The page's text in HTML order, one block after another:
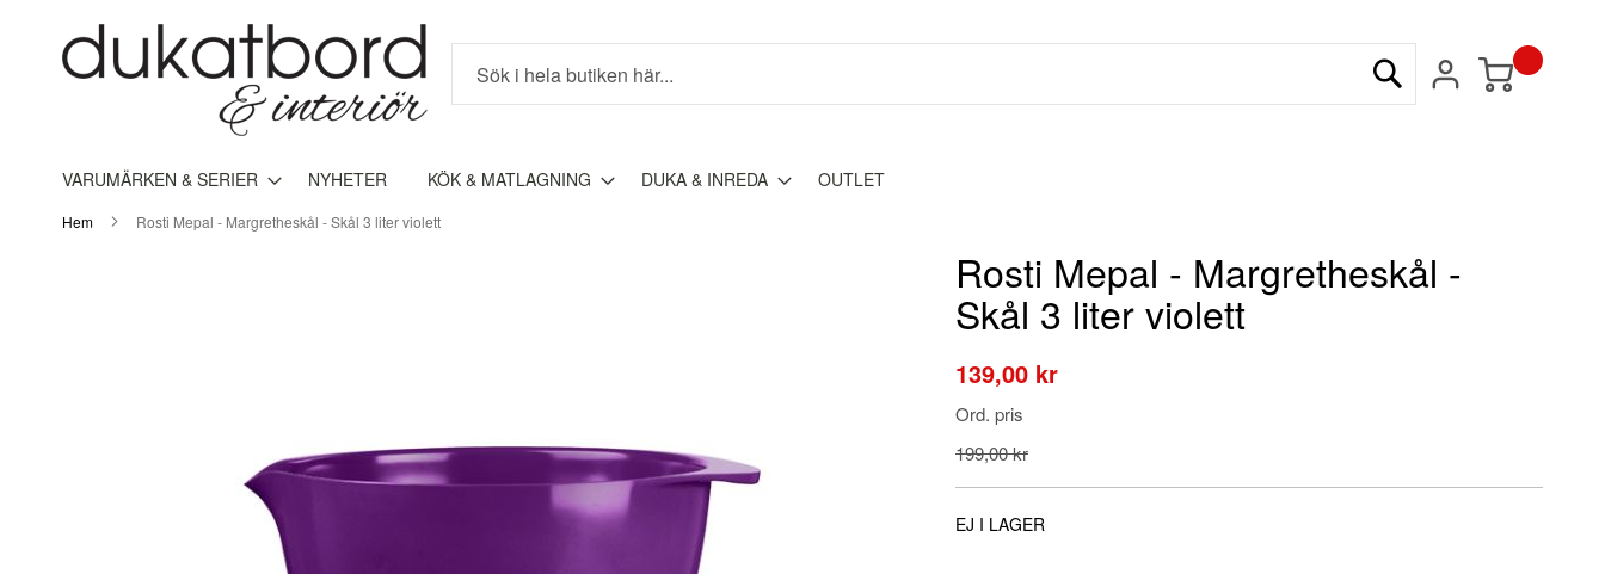
Min kundvagn
Sök
VARUMÄRKEN & SERIER NYHETER KÖK & MATLAGNING DUKA & INREDA OUTLET
Hem Rosti Mepal - Margretheskål - Skål 3 liter violett
Rosti Mepal - Margretheskål -
Skål 3 liter violett
Special
Price
139,00 kr
Ord. pris
199,00 kr
EJ I LAGER